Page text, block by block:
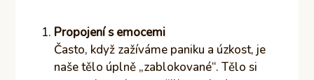
Propojení s emocemi
Často, když zažíváme paniku a úzkost, je
naše tělo úplně „zablokované“. Tělo si